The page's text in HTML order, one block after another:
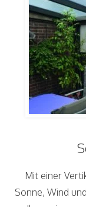
Mit einer
Sonne, Wind